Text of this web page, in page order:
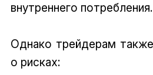
внутреннего потребления.
Однако трейдерам
о рисках: